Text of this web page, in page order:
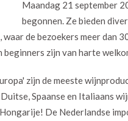
Maandag 21 september
begonnen. Ze bieden
waar de bezoekers meer dan
beginners zijn van harte
zijn de meeste
Spaanse en Italiaans
De Nederlandse